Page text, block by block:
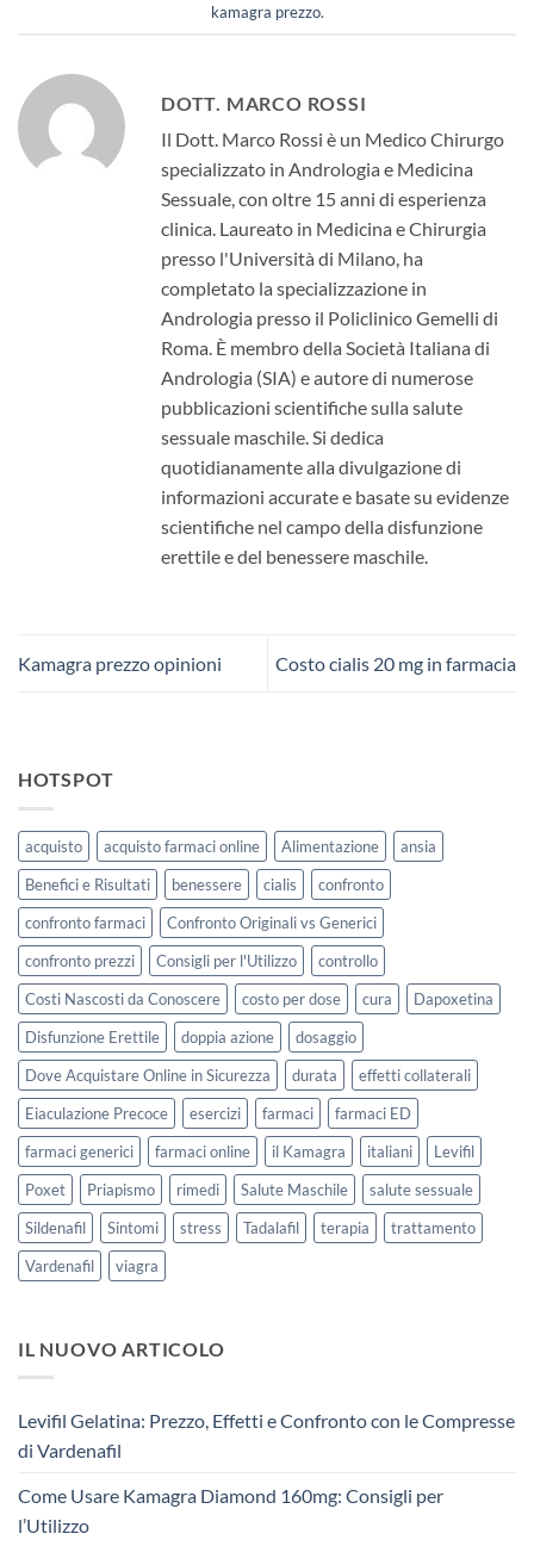
kamagra prezzo.
DOTT. MARCO ROSSI
Il Dott. Marco Rossi è un Medico Chirurgo
specializzato in Andrologia e Medicina
Sessuale, con oltre 15 anni di esperienza
clinica. Laureato in Medicina e Chirurgia
presso l'Università di Milano, ha
completato la specializzazione in
Andrologia presso il Policlinico Gemelli di
Roma. È membro della Società Italiana di
Andrologia (SIA) e autore di numerose
pubblicazioni scientifiche sulla salute
sessuale maschile. Si dedica
quotidianamente alla divulgazione di
informazioni accurate e basate su evidenze
scientifiche nel campo della disfunzione
erettile e del benessere maschile.
Kamagra prezzo opinioni Costo cialis 20 mg in farmacia
HOTSPOT
acquisto acquisto farmaci online Alimentazione
ansia
Benefici e Risultati
benessere cialis
confronto
confronto farmaci
Confronto Originali vs Generici
confronto prezzi
Consigli per l'Utilizzo
controllo
Costi Nascosti da Conoscere
costo per dose cura
Dapoxetina
Disfunzione Erettile
doppia azione
dosaggio
Dove Acquistare Online in Sicurezza
durata
effetti collaterali
Eiaculazione Precoce
esercizi farmaci
farmaci ED
farmaci generici
farmaci online il Kamagra italiani
Levifil
Poxet
Priapismo rimedi Salute Maschile
salute sessuale
Sildenafil
Sintomi stress Tadalafil terapia
trattamento
Vardenafil
viagra
IL NUOVO ARTICOLO
Levifil Gelatina: Prezzo, Effetti e Confronto con le Compresse
di Vardenafil
Come Usare Kamagra Diamond 160mg: Consigli per
l’Utilizzo